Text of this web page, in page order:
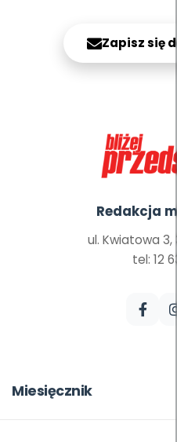
Zapisz się
Redakcja
ul. Kwiatowa
tel: 12
Miesięcznik